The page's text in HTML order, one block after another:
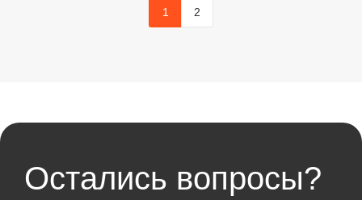
1 2
Остались вопросы?